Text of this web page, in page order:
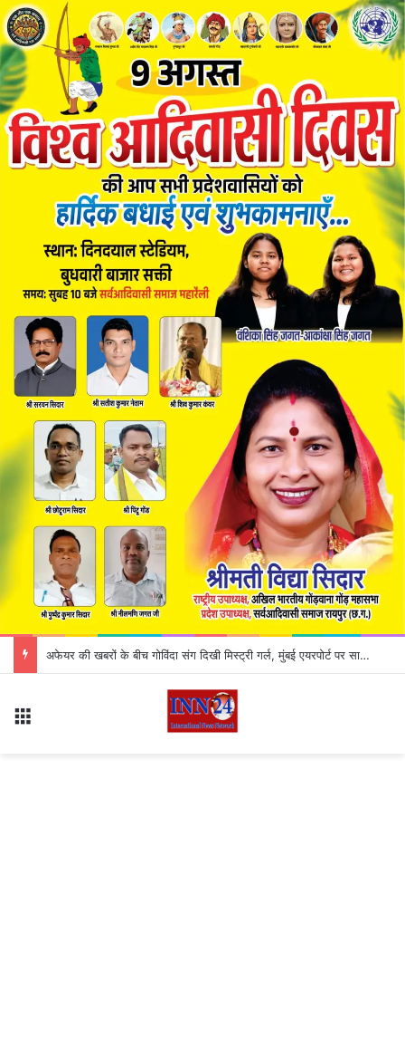
CG Liquor Shop Close : मदिरा प्रेमियों के लिए जरूरी खबर! इस दिन बंद रहेंगी सभी शराब दुकानें, कलेक्टर ने जारी किया आदेश; जानिए क्या है वजह